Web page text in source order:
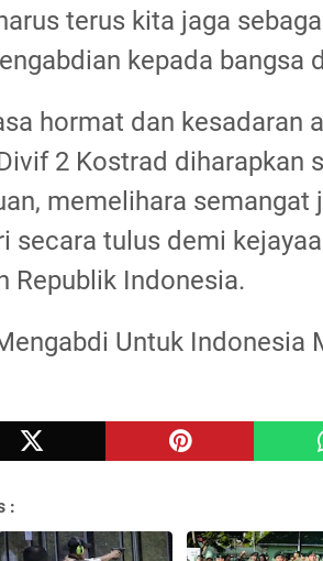
terus kita jaga
kepada bangsa
hormat dan kesadaran
2 Kostrad diharapkan
memelihara semangat
secara tulus demi
Republik Indonesia.
Untuk Indonesia
: